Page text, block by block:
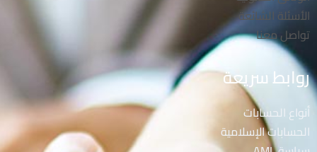
الأسئلة الشائعة
تواصل معنا
روابط سريعة
أنواع الحسابات
الحسابات الإسلامية